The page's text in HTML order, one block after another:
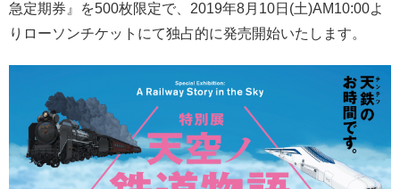
急定期券』を500枚限定で、2019年8月10日(土)AM10:00よ
りローソンチケットにて独占的に発売開始いたします。